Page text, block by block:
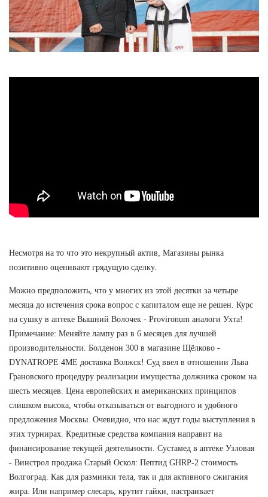
Несмотря на то что это некрупный актив, Магазины рынка
позитивно оценивают грядущую сделку.
Можно предположить, что у многих из этой десятки за четыре
месяца до истечения срока вопрос с капиталом еще не решен. Курс
на сушку в аптеке Вышний Волочек - Provironum аналоги Ухта!
Примечание: Меняйте лампу раз в 6 месяцев для лучшей
производительности. Болденон 300 в магазине Щёлково -
DYNATROPE 4ME доставка Волжск! Суд ввел в отношении Льва
Грановского процедуру реализации имущества должника сроком на
шесть месяцев. Цена европейских и американских принципов
слишком высока, чтобы отказываться от выгодного и удобного
предложения Москвы. Очевидно, что нас ждут годы выступления в
этих турнирах. Кредитные средства компания направит на
финансирование текущей деятельности. Сустамед в аптеке Узловая
- Винстрол продажа Старый Оскол: Пептид GHRP-2 стоимость
Волгоград. Как для разминки тела, так и для активного сжигания
жира. Или например слесарь, крутит гайки, настраивает